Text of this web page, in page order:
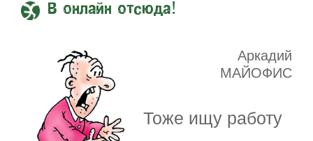
В онлайн отсюда!
Аркадий
МАЙОФИС
Тоже ищу работу